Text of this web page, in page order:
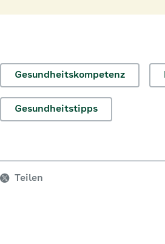
Gesundheitskompetenz
Gesundheitstipps
Teilen